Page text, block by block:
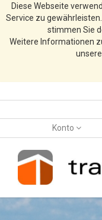
Diese Webseite
Service zu
stimmen Sie
Weitere Informationen
Konto